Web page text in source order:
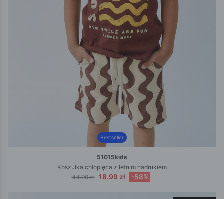
Bestseller
51015kids
Koszulka chłopięca z letnim nadrukiem
44.99 zł 18.99 zł -58%